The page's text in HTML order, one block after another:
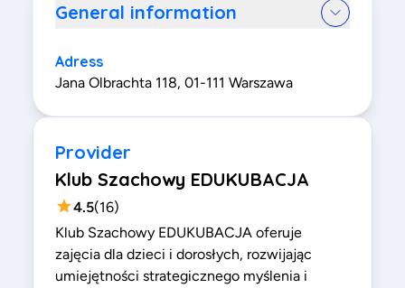
General information
Adress
Jana Olbrachta 118, 01-111 Warszawa
Provider
Klub Szachowy EDUKUBACJA
4.5(16)
Klub Szachowy EDUKUBACJA oferuje
zajęcia dla dzieci i dorosłych, rozwijając
umiejętności strategicznego myślenia i